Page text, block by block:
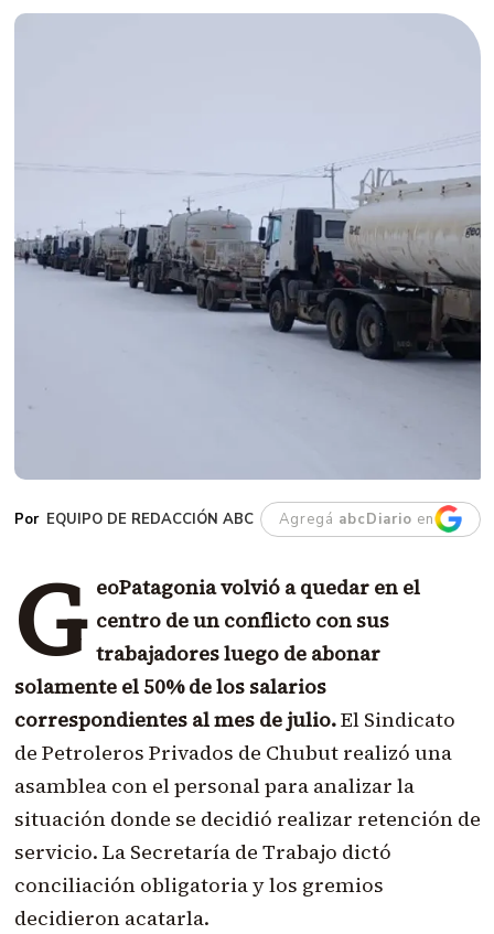
EQUIPO DE REDACCIÓN ABC Agregá abcDiario en
G eoPatagonia volvió a quedar en el
centro de un conflicto con sus
trabajadores luego de abonar
solamente el 50% de los salarios
correspondientes al mes de julio.El Sindicato
de Petroleros Privados de Chubut realizó una
asamblea con el personal para analizar la
situación donde se decidió realizar retención de
servicio. La Secretaría de Trabajo dictó
conciliación obligatoria y los gremios
decidieron acatarla.